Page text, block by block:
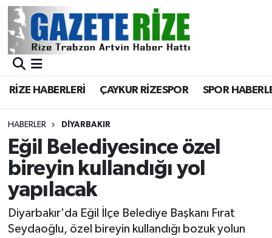
RİZE HABERLERİ ÇAYKUR RİZESPOR SPOR
HABERLER DIYARBAKIR
Eğil Belediyesince özel
bireyin kullandığı yol
yapılacak
Diyarbakır'da Eğil İlçe Belediye Başkanı Fırat
Seydaoğlu, özel bireyin kullandığı bozuk yolun
BÖLGEMİZ
Asayiş
Rize Jandarma Komutanlığı
Bilim Teknoloji
Bölge
Advertising news
Merkez Nöbetçi Eczaneler
Merkez Trafik Yoğunluk Haritası
Süper Lig Puan Durumu ve Fikstür
Tüm Manşetler
Son Dakika Haberleri
Haber Arşivi